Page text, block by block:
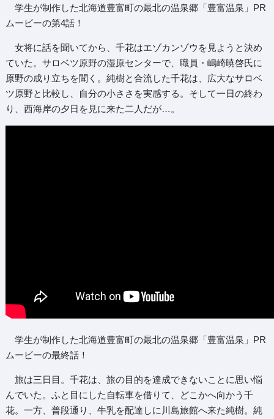
学生が制作した北海道豊富町の最北の温泉郷「豊富温泉」PR
ムービーの第4話！
女将に話を聞いてから、千花はエゾカンゾウを見ようと決め
ていた。サロベツ原野の湿原センターで、職員・嶋崎暁啓氏に
原野の成り立ちを聞く。純樹と合流した千花は、広大なサロベ
ツ原野と比較し、自分の小ささを実感する。そして一日の終わ
り、西海岸の夕日を見に来た二人だが…。
学生が制作した北海道豊富町の最北の温泉郷「豊富温泉」PR
ムービーの最終話！
旅は三日目。千花は、旅の目的を達成できないことに思い悩
んでいた。ふと目にした自転車を借りて、どこかへ向かう千
花。一方、普段通り、牛乳を配達しに川島旅館へ来た純樹。純